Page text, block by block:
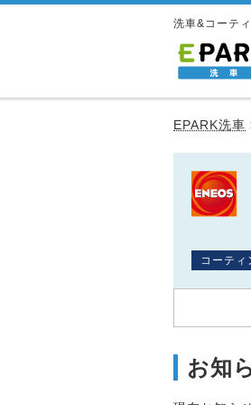
洗車&コーテ
EPARK洗車
コーティ
お知